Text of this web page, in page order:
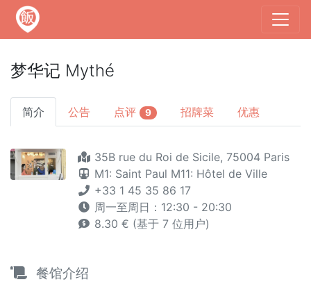
梦华记 Mythé
简介 公告 点评 9 招牌菜 优惠
35B rue du Roi de Sicile, 75004 Paris
M1: Saint Paul M11: Hôtel de Ville
+33 1 45 35 86 17
周一至周日：12:30 - 20:30
8.30 € (基于 7 位用户)
餐馆介绍